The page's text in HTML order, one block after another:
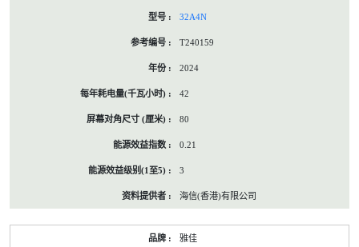
32A4N
T240159
2024
42
80
0.21
3
海信(香港)有限公司
雅佳